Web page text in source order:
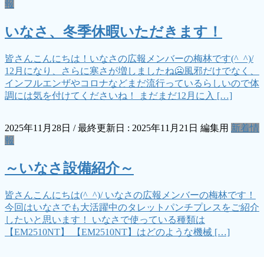
報
いなさ、冬季休暇いただきます！
皆さんこんにちは！いなさの広報メンバーの梅林です(^_^)/
12月になり、さらに寒さが増しましたね🥶風邪だけでなく、
インフルエンザやコロナなどまだ流行っているらしいので体
調には気を付けてくださいね！ まだまだ12月に入 […]
2025年11月28日 / 最終更新日 : 2025年11月21日 編集用 新着情
報
～いなさ設備紹介～
皆さんこんにちは(^_^)/ いなさの広報メンバーの梅林です！
今回はいなさでも大活躍中のタレットパンチプレスをご紹介
したいと思います！ いなさで使っている種類は
【EM2510NT】 【EM2510NT】はどのような機械 […]